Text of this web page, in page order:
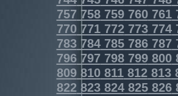
757758759760761
770771772773774
783784785786787
796797798799800
809810811812813
822823824825826